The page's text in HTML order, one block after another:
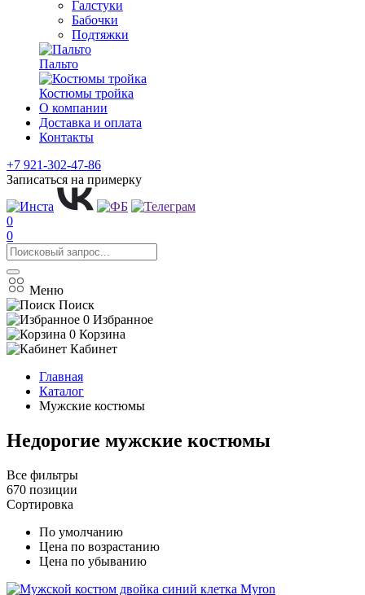
Галстуки
Бабочки
Подтяжки
Пальто
Костюмы тройка
О компании
Доставка и оплата
Контакты
+7 921-302-47-86
Записаться на примерку
0
0
Меню
Поиск
0 Избранное
0 Корзина
Кабинет
Главная
Каталог
Мужские костюмы
Недорогие мужские костюмы
Все фильтры
670 позиции
Сортировка
По умолчанию
Цена по возрастанию
Цена по убыванию